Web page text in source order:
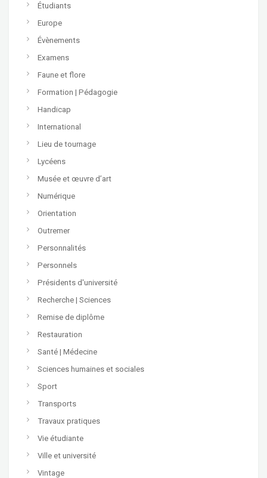
Étudiants
Europe
Évènements
Examens
Faune et flore
Formation | Pédagogie
Handicap
International
Lieu de tournage
Lycéens
Musée et œuvre d’art
Numérique
Orientation
Outremer
Personnalités
Personnels
Présidents d'université
Recherche | Sciences
Remise de diplôme
Restauration
Santé | Médecine
Sciences humaines et sociales
Sport
Transports
Travaux pratiques
Vie étudiante
Ville et université
Vintage